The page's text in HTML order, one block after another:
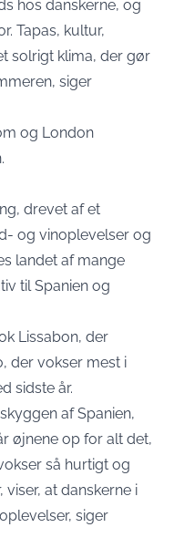
hos danskerne, og
Tapas, kultur,
solrigt klima, der gør
siger
og London
drevet af et
og vinoplevelser og
landet af mange
til Spanien og
Lissabon, der
der vokser mest i
sidste år.
af Spanien,
øjnene op for alt det,
så hurtigt og
at danskerne i
siger